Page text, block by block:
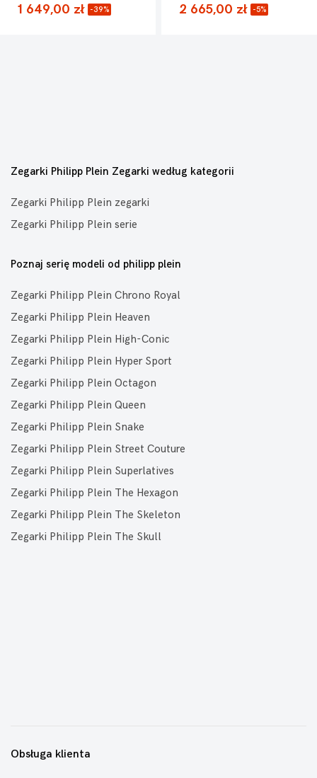
1 649,00 zł -39% 2 665,00 zł -5%
Zegarki Philipp Plein Zegarki według kategorii
Zegarki Philipp Plein zegarki
Zegarki Philipp Plein serie
Poznaj serię modeli od philipp plein
Zegarki Philipp Plein Chrono Royal
Zegarki Philipp Plein Heaven
Zegarki Philipp Plein High-Conic
Zegarki Philipp Plein Hyper Sport
Zegarki Philipp Plein Octagon
Zegarki Philipp Plein Queen
Zegarki Philipp Plein Snake
Zegarki Philipp Plein Street Couture
Zegarki Philipp Plein Superlatives
Zegarki Philipp Plein The Hexagon
Zegarki Philipp Plein The Skeleton
Zegarki Philipp Plein The Skull
Obsługa klienta